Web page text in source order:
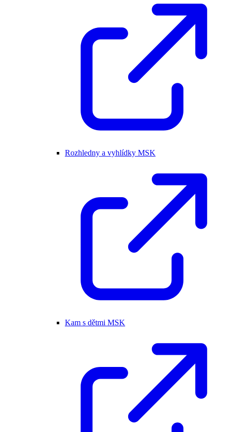
Rozhledny a vyhlídky MSK
Kam s dětmi MSK